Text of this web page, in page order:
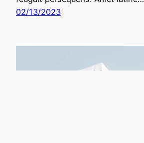
02/13/2023